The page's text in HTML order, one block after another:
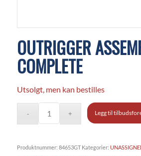
OUTRIGGER
COMPLETE
Utsolgt, men kan bestilles
Legg til
Produktnummer: 84653GT Kategorier: